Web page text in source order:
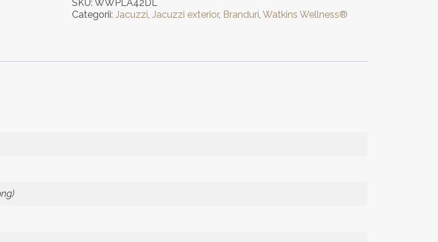
locuri,
SUA
SKU: WWPLA42DL
Categorii: Jacuzzi Jacuzzi exterior, Branduri Watkins Wellness®